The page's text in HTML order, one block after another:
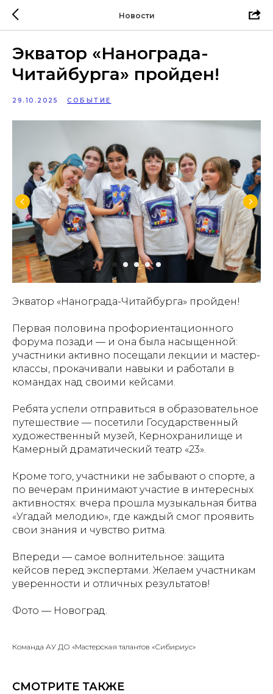
Новости
Экватор «Нанограда-
Читайбурга» пройден!
29.10.2025 СОБЫТИЕ
Экватор «Нанограда-Читайбурга» пройден!
Первая половина профориентационного
форума позади — и она была насыщенной:
участники активно посещали лекции и мастер-
классы, прокачивали навыки и работали в
командах над своими кейсами.
Ребята успели отправиться в образовательное
путешествие — посетили Государственный
художественный музей, Кернохранилище и
Камерный драматический театр «23».
Кроме того, участники не забывают о спорте, а
по вечерам принимают участие в интересных
активностях: вчера прошла музыкальная битва
«Угадай мелодию», где каждый смог проявить
свои знания и чувство ритма.
Впереди — самое волнительное: защита
кейсов перед экспертами. Желаем участникам
уверенности и отличных результатов!
Фото — Новоград.
Команда АУ ДО «Мастерская талантов «Сибириус»
СМОТРИТЕ ТАКЖЕ